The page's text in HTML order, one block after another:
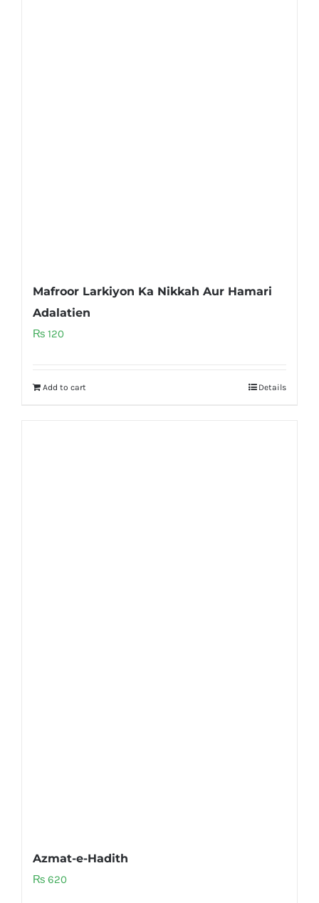
Mafroor Larkiyon Ka Nikkah Aur Hamari
Adalatien
₨ 120
Add to cart Details
Azmat-e-Hadith
₨ 620